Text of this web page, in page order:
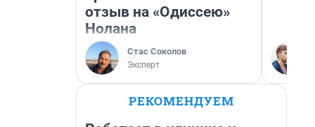
отзыв на «Одиссею»
Нолана
Стас Соколов
Эксперт
РЕКОМЕНДУЕМ